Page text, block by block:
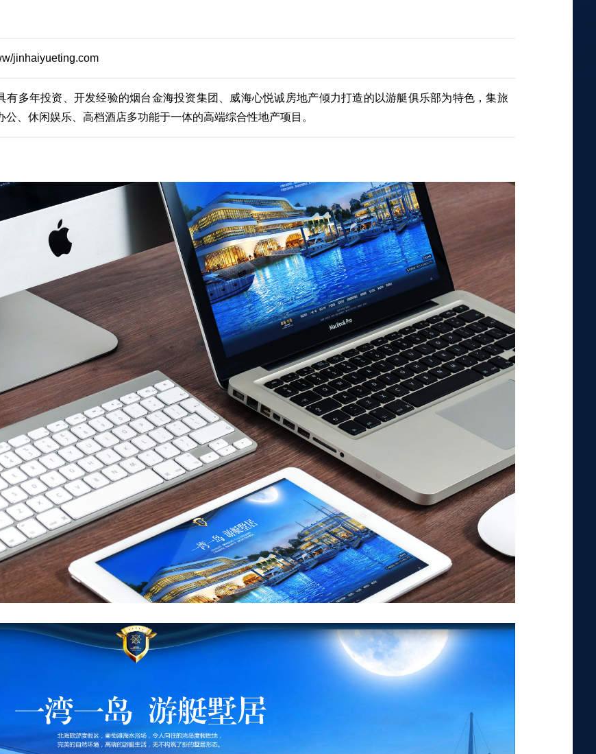
jinhaiyueting.com
有多年投资、开发经验的烟台金海投资集团、威海心悦诚房地产倾力打造的以游艇俱乐部为特色，集旅
公、休闲娱乐、高档酒店多功能于一体的高端综合性地产项目。